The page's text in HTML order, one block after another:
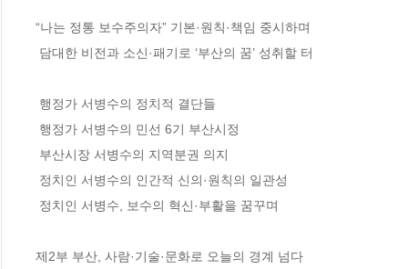
“나는 정통 보수주의자” 기본·원칙·책임 중시하며
제2부 부산, 사람·기술·문화로 오늘의 경계 넘다